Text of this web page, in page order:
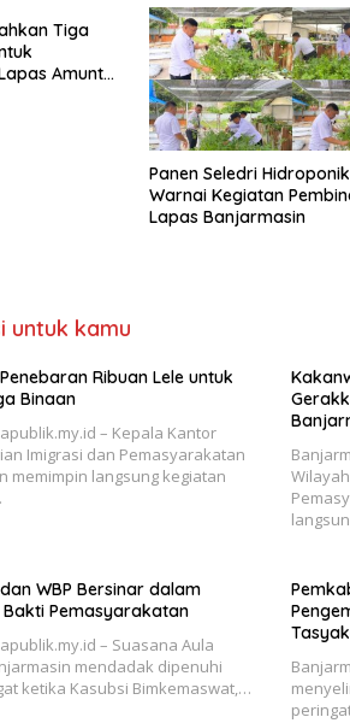
Tiga
Amuntai
Panen Seledri Hidroponik
Warnai Kegiatan
Lapas Banjarmasin
untuk kamu
Ribuan Lele untuk
Binaan
– Kepala Kantor
Imigrasi dan Pemasyarakatan
memimpin langsung kegiatan
WBP Bersinar dalam
Pemasyarakatan
– Suasana Aula
mendadak dipenuhi
ketika Kasubsi Bimkemaswat,…